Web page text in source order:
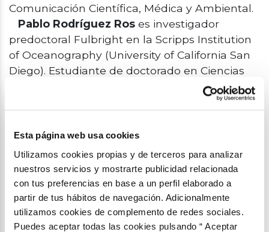
Esta página web usa cookies
Utilizamos cookies propias y de terceros para analizar
nuestros servicios y mostrarte publicidad relacionada
con tus preferencias en base a un perfil elaborado a
partir de tus hábitos de navegación. Adicionalmente
utilizamos cookies de complemento de redes sociales.
Puedes aceptar todas las cookies pulsando “ Aceptar
Comunicación Científica, Médica y Ambiental.
Pablo Rodríguez Ros es investigador
predoctoral Fulbright en la Scripps Institution
of Oceanography (University of California San
Diego). Estudiante de doctorado en Ciencias
del Mar en el Institut de Ciències del Mar de
Barcelona (ICM-CSIC). Licenciado en Ciencias
Máster en Comunicación Social de la
Investigación Científica. Ha realizado estancias
de investigación en Suiza, Reino Unido,
Canadá y EEUU, y ha participado en 5
campañas oceanográficas; dos de ellas en el
océano Antártico.